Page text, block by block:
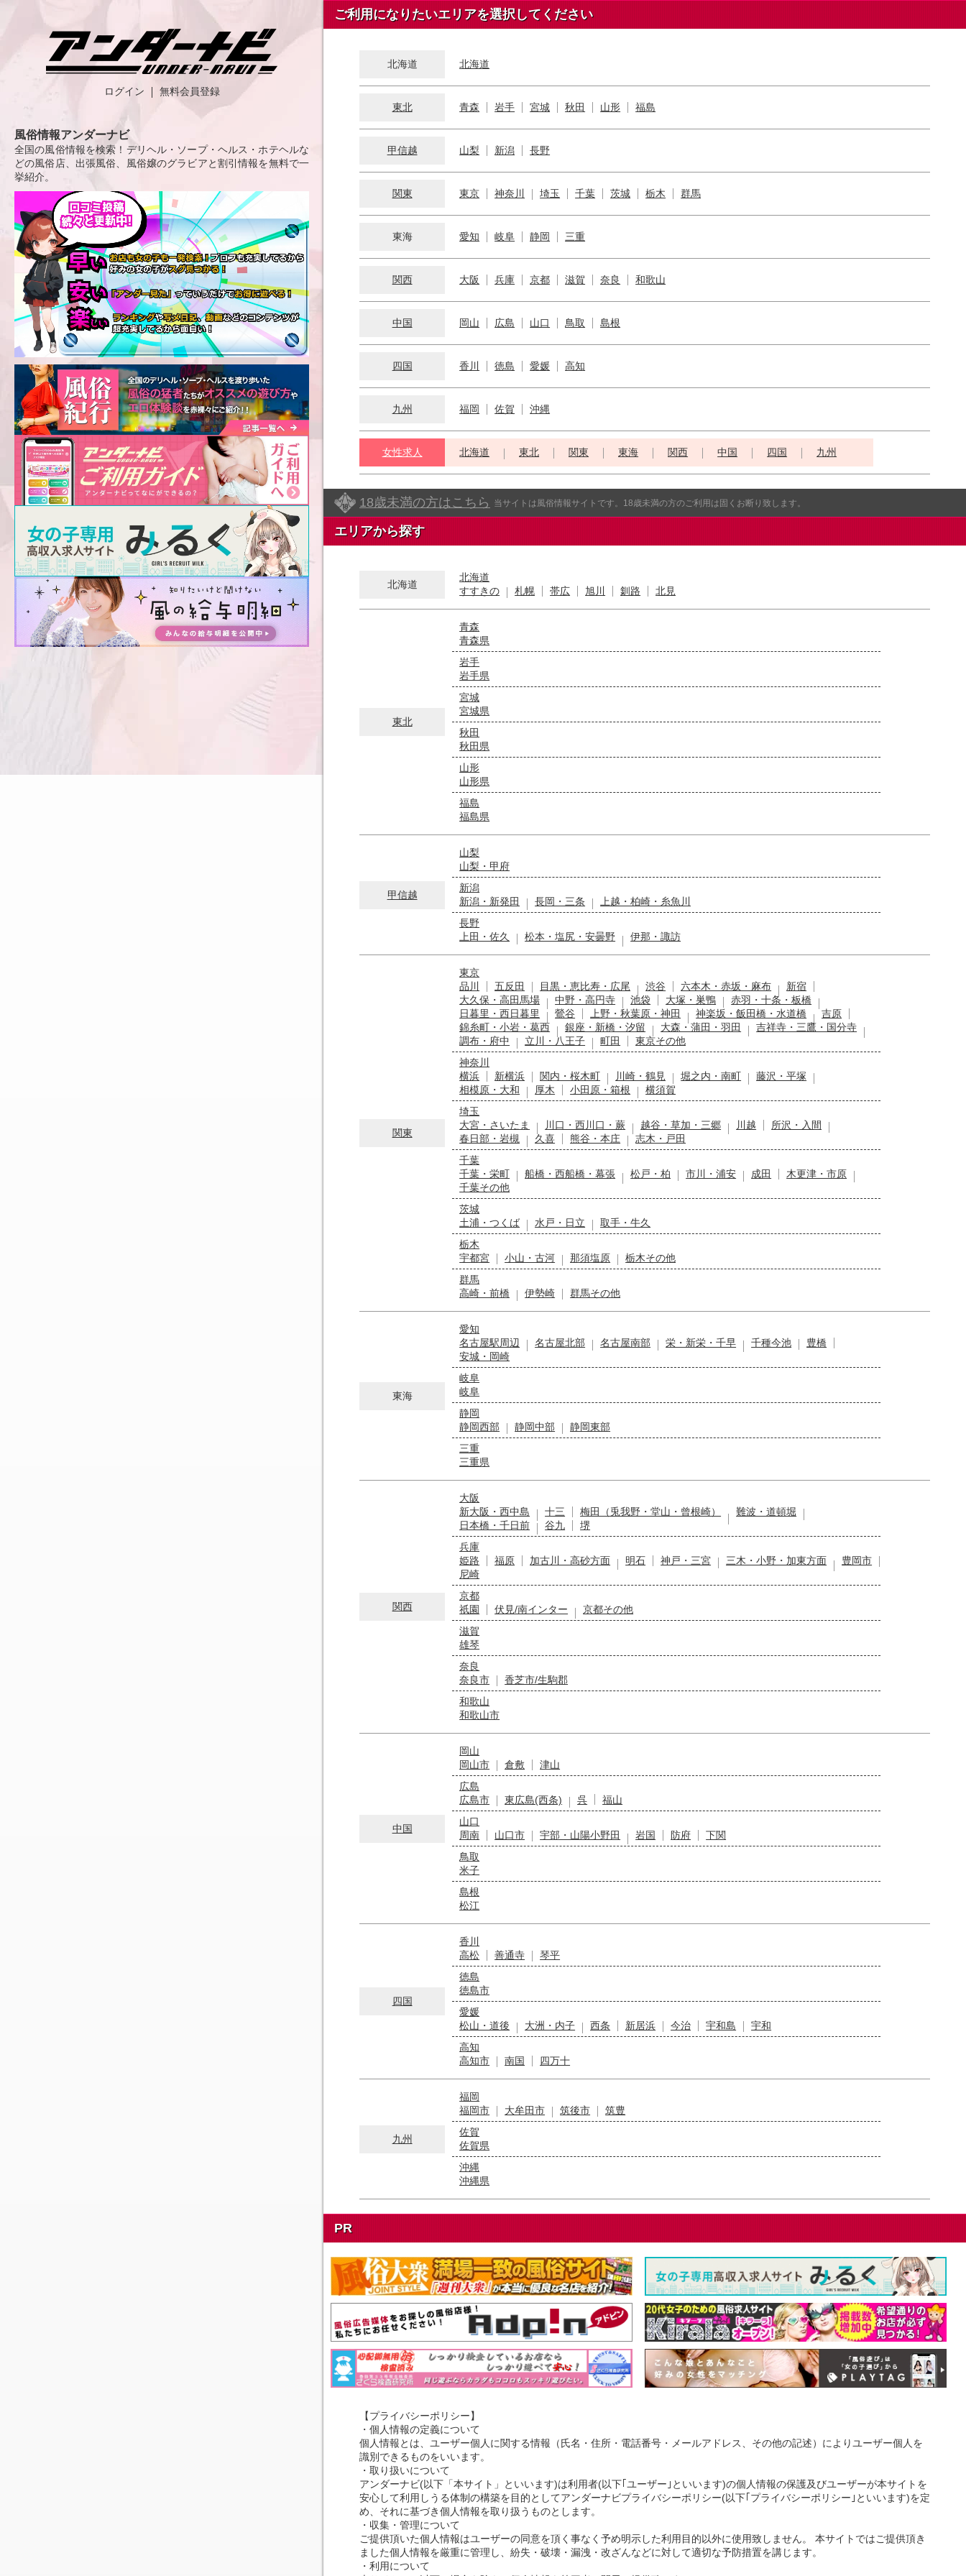
ログイン 無料会員登録
風俗情報アンダーナビ
全国の風俗情報を検索！デリヘル・ソープ・ヘルス・ホテヘルな
どの風俗店、出張風俗、風俗嬢のグラビアと割引情報を無料で一
挙紹介。
ご利用になりたいエリアを選択してください
北海道 北海道
東北 青森 岩手 宮城 秋田 山形 福島
甲信越 山梨 新潟 長野
関東 東京 神奈川 埼玉 千葉 茨城 栃木 群馬
東海 愛知 岐阜 静岡 三重
関西 大阪 兵庫 京都 滋賀 奈良 和歌山
中国 岡山 広島 山口 鳥取 島根
四国 香川 徳島 愛媛 高知
九州 福岡 佐賀 沖縄
女性求人 北海道 東北 関東 東海 関西 中国 四国 九州
18歳未満の方はこちら 当サイトは風俗情報サイトです。18歳未満の方のご利用は固くお断り致します。
エリアから探す
北海道
北海道
すすきの
札幌 帯広 旭川 釧路 北見
東北
青森
青森県
岩手
岩手県
宮城
宮城県
秋田
秋田県
山形
山形県
福島
福島県
甲信越
山梨
山梨・甲府
新潟
新潟・新発田
長岡・三条
上越・柏崎・糸魚川
長野
上田・佐久
松本・塩尻・安曇野 伊那・諏訪
関東
東京
品川
五反田 目黒・恵比寿・広尾 渋谷 六本木・赤坂・麻布
新宿
大久保・高田馬場
中野・高円寺 池袋 大塚・巣鴨
赤羽・十条・板橋
日暮里・西日暮里
鶯谷 上野・秋葉原・神田 神楽坂・飯田橋・水道橋
吉原
錦糸町・小岩・葛西
銀座・新橋・汐留 大森・蒲田・羽田
吉祥寺・三鷹・国分寺
調布・府中
立川・八王子 町田
東京その他
神奈川
横浜
新横浜 関内・桜木町 川崎・鶴見 堀之内・南町
藤沢・平塚
相模原・大和
厚木 小田原・箱根
横須賀
埼玉
大宮・さいたま
川口・西川口・蕨 越谷・草加・三郷 川越
所沢・入間
春日部・岩槻
久喜 熊谷・本庄
志木・戸田
千葉
千葉・栄町
船橋・西船橋・幕張 松戸・柏 市川・浦安 成田
木更津・市原
千葉その他
茨城
土浦・つくば
水戸・日立
取手・牛久
栃木
宇都宮
小山・古河 那須塩原
栃木その他
群馬
高崎・前橋
伊勢崎 群馬その他
東海
愛知
名古屋駅周辺
名古屋北部 名古屋南部 栄・新栄・千早 千種今池
豊橋
安城・岡崎
岐阜
岐阜
静岡
静岡西部
静岡中部
静岡東部
三重
三重県
関西
大阪
新大阪・西中島
十三 梅田（兎我野・堂山・曾根崎）
難波・道頓堀
日本橋・千日前
谷九
堺
兵庫
姫路
福原 加古川・高砂方面 明石 神戸・三宮 三木・小野・加東方面
豊岡市
尼崎
京都
祇園
伏見/南インター
京都その他
滋賀
雄琴
奈良
奈良市
香芝市/生駒郡
和歌山
和歌山市
中国
岡山
岡山市
倉敷
津山
広島
広島市
東広島(西条) 呉
福山
山口
周南
山口市 宇部・山陽小野田 岩国 防府
下関
鳥取
米子
島根
松江
四国
香川
高松
善通寺
琴平
徳島
徳島市
愛媛
松山・道後
大洲・内子 西条 新居浜 今治 宇和島
宇和
高知
高知市
南国 四万十
九州
福岡
福岡市
大牟田市 筑後市
筑豊
佐賀
佐賀県
沖縄
沖縄県
PR
【プライバシーポリシー】
・個人情報の定義について
個人情報とは、ユーザー個人に関する情報（氏名・住所・電話番号・メールアドレス、その他の記述）によりユーザー個人を
識別できるものをいいます。
・取り扱いについて
アンダーナビ(以下「本サイト」といいます)は利用者(以下｢ユーザー｣といいます)の個人情報の保護及びユーザーが本サイトを
安心して利用しうる体制の構築を目的としてアンダーナビプライバシーポリシー(以下｢プライバシーポリシー｣といいます)を定
め、それに基づき個人情報を取り扱うものとします。
・収集・管理について
ご提供頂いた個人情報はユーザーの同意を頂く事なく予め明示した利用目的以外に使用致しません。 本サイトではご提供頂き
ました個人情報を厳重に管理し、紛失・破壊・漏洩・改ざんなどに対して適切な予防措置を講じます。
・利用について